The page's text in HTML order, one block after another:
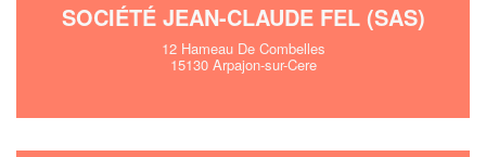
SOCIÉTÉ JEAN-CLAUDE FEL (SAS)
12 Hameau De Combelles
15130 Arpajon-sur-Cere